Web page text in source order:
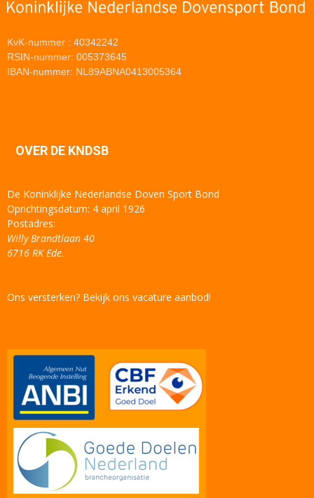
KvK-nummer : 40342242
RSIN-nummer: 005373645
IBAN-nummer: NL89ABNA0413005364
OVER DE KNDSB
De Koninklijke Nederlandse Doven Sport Bond
Oprichtingsdatum: 4 april 1926
Postadres:
Willy Brandtlaan 40
6716 RK Ede.
Ons versterken? Bekijk ons vacature aanbod!